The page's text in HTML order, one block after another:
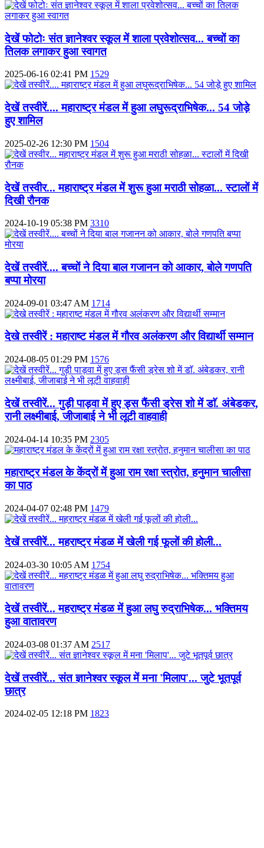
देखें फोटोः संत ज्ञानेश्वर स्कूल में शाला प्रवेशोत्सव... बच्चों का
तिलक लगाकर हुआ स्वागत
2025-06-16 02:41 PM 1529
देखें तस्वीरें.... महाराष्ट्र मंडल में हुआ लघुरूद्राभिषेक... 54 जोड़े
हुए शामिल
2025-02-26 12:30 PM 1504
देखें तस्वीर... महाराष्ट्र मंडल में शुरू हुआ मराठी सोहळा... स्टालों में
दिखी रौनक
2024-10-19 05:38 PM 3310
देखें तस्वीरें.... बच्चों ने दिया बाल गजानन को आकार, बोले गणपति
बप्पा मोरया
2024-09-01 03:47 AM 1714
देखे तस्वीरें : महाराष्ट मंडल में गौरव अलंकरण और विद्यार्थी सम्मान
2024-08-05 01:29 PM 1576
देखें तस्वीरें... गुड़ी पाड़वा में हुए ड्स फैंसी ड्रेस शो में डाॅ. अंबेडकर,
रानी लक्ष्मीबाई, जीजाबाई ने भी लूटी वाहवाही
2024-04-14 10:35 PM 2305
महाराष्ट्र मंडल के केंद्रों में हुआ राम रक्षा स्त्रोत, हनुमान चालीसा
का पाठ
2024-04-07 02:48 PM 1479
देखें तस्वीरें... महराष्ट्र मंडळ में खेली गई फूलों की होली...
2024-03-30 10:05 AM 1754
देखें तस्वीरें... महराष्ट्र मंडळ में हुआ लघु रुद्राभिषेक... भक्तिमय
हुआ वातावरण
2024-03-08 01:37 AM 2517
देखें तस्वीरें... संत ज्ञानेश्वर स्कूल में मना 'मिलाप'... जुटे भूतपूर्व
छात्र
2024-02-05 12:18 PM 1823